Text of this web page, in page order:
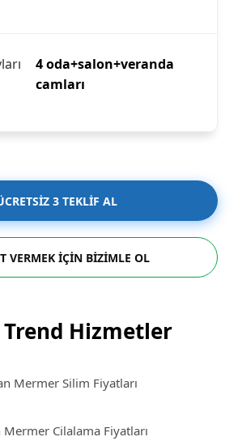
4 oda+salon+veranda
camları
3 TEKLİF AL
VERMEK İÇİN BİZİMLE OL
Hizmetler
Mermer Silim Fiyatları
Mermer Cilalama Fiyatları